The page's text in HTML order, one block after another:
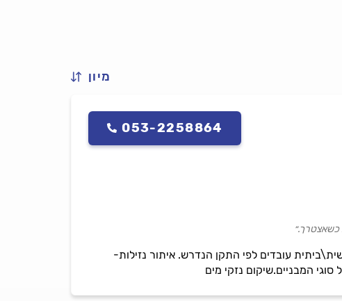
מיון
053-2258864
והחלפת צנרת ראשית\ביתית עובדים לפי התקן הנדרש. איתור נזילות-
סוגי המבניים.שיקום נזקי מים
כשאצטרך.״